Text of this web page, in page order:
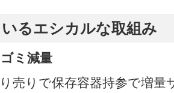
るエシカルな取組み
ミ減量
売りで保存容器持参で増